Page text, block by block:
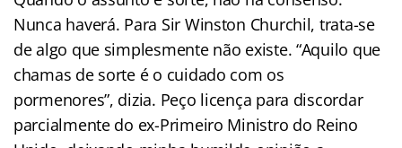
Nunca haverá. Para Sir Winston Churchil, trata-se
de algo que simplesmente não existe. “Aquilo que
chamas de sorte é o cuidado com os
pormenores”, dizia. Peço licença para discordar
parcialmente do ex-Primeiro Ministro do Reino